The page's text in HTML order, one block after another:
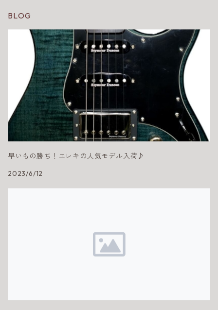
BLOG
早いもの勝ち！エレキの人気モデル入荷♪
2023/6/12